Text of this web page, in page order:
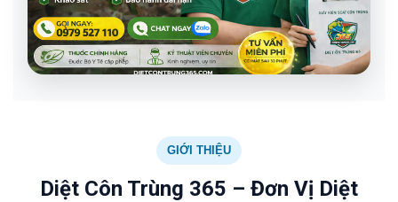
GIỚI THIỆU
Diệt Côn Trùng 365 – Đơn Vị Diệt